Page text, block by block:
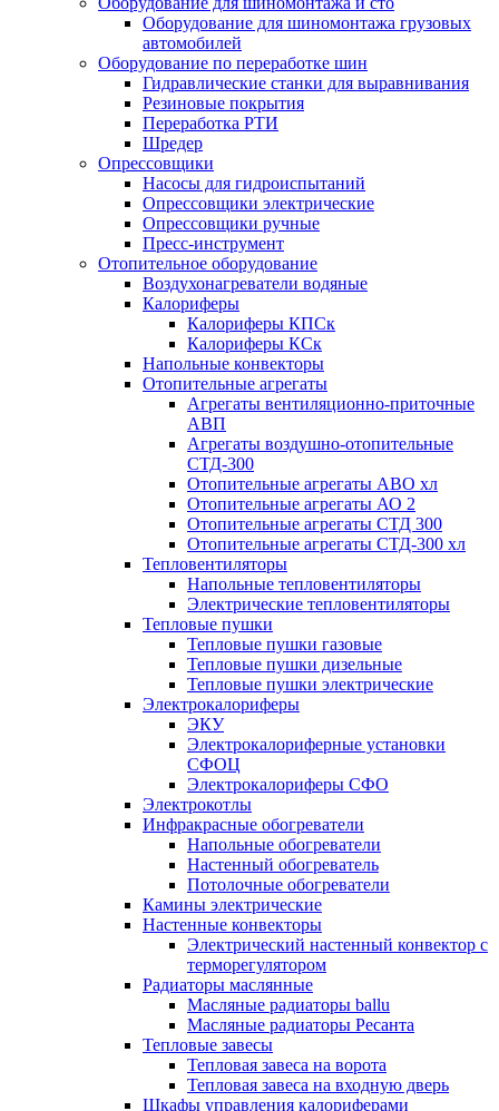
Оборудование для шиномонтажа грузовых
автомобилей
Оборудование по переработке шин
Гидравлические станки для выравнивания
Резиновые покрытия
Переработка РТИ
Шредер
Опрессовщики
Насосы для гидроиспытаний
Опрессовщики электрические
Опрессовщики ручные
Пресс-инструмент
Отопительное оборудование
Воздухонагреватели водяные
Калориферы
Калориферы КПСк
Калориферы КСк
Напольные конвекторы
Отопительные агрегаты
Агрегаты вентиляционно-приточные
АВП
Агрегаты воздушно-отопительные
СТД-300
Отопительные агрегаты АВО хл
Отопительные агрегаты АО 2
Отопительные агрегаты СТД 300
Отопительные агрегаты СТД-300 хл
Тепловентиляторы
Напольные тепловентиляторы
Электрические тепловентиляторы
Тепловые пушки
Тепловые пушки газовые
Тепловые пушки дизельные
Тепловые пушки электрические
Электрокалориферы
ЭКУ
Электрокалориферные установки
СФОЦ
Электрокалориферы СФО
Электрокотлы
Инфракрасные обогреватели
Напольные обогреватели
Настенный обогреватель
Потолочные обогреватели
Камины электрические
Настенные конвекторы
Электрический настенный конвектор с
терморегулятором
Радиаторы маслянные
Масляные радиаторы ballu
Масляные радиаторы Ресанта
Тепловые завесы
Тепловая завеса на ворота
Тепловая завеса на входную дверь
Шкафы управления калориферами